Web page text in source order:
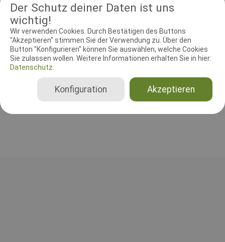
Der Schutz deiner Daten ist uns
wichtig!
Wir verwenden Cookies. Durch Bestätigen des Buttons
"Akzeptieren" stimmen Sie der Verwendung zu. Über den
Button "Konfigurieren" können Sie auswählen, welche Cookies
Sie zulassen wollen. Weitere Informationen erhalten Sie in hier:
Datenschutz.
Akzeptieren
Konfiguration
RICHTER UND HELFER
Agilityrichter
Deutschland